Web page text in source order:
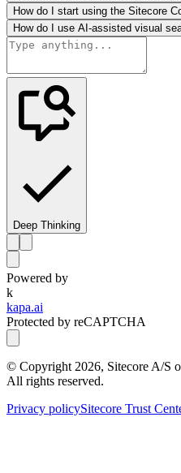
How do I start using the Sitecore
How do I use AI-assisted visual
Deep Thinking
Powered by
k
kapa.ai
Protected by reCAPTCHA
© Copyright 2026, Sitecore A/S
All rights reserved.
Privacy policySitecore Trust